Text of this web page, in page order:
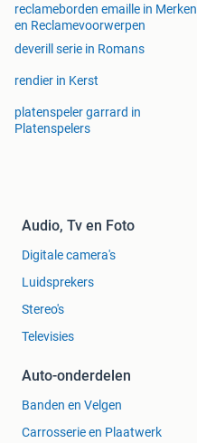
reclameborden emaille in Merken
en Reclamevoorwerpen
deverill serie in Romans
rendier in Kerst
platenspeler garrard in
Platenspelers
Audio, Tv en Foto
Digitale camera's
Luidsprekers
Stereo's
Televisies
Auto-onderdelen
Banden en Velgen
Carrosserie en Plaatwerk